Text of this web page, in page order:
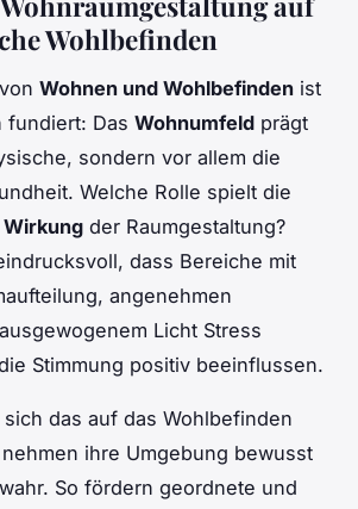
Wohlbefinden
Wohnen und Wohlbefinden ist
fundiert: Das Wohnumfeld prägt
sondern vor allem die
Welche Rolle spielt die
der Raumgestaltung?
dass Bereiche mit
angenehmen
Licht Stress
Stimmung positiv beeinflussen.
das auf das Wohlbefinden
ihre Umgebung bewusst
So fördern geordnete und